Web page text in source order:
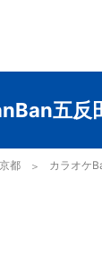
五反
都 カラオケ